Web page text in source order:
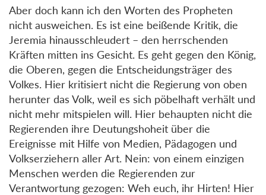
Aber doch kann ich den Worten des Propheten
nicht ausweichen. Es ist eine beißende Kritik, die
Jeremia hinausschleudert – den herrschenden
Kräften mitten ins Gesicht. Es geht gegen den König,
die Oberen, gegen die Entscheidungsträger des
Volkes. Hier kritisiert nicht die Regierung von oben
herunter das Volk, weil es sich pöbelhaft verhält und
nicht mehr mitspielen will. Hier behaupten nicht die
Regierenden ihre Deutungshoheit über die
Ereignisse mit Hilfe von Medien, Pädagogen und
Volkserziehern aller Art. Nein: von einem einzigen
Menschen werden die Regierenden zur
Verantwortung gezogen: Weh euch, ihr Hirten! Hier